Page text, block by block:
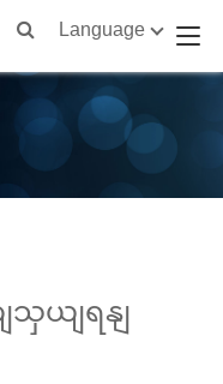
Language
သှယျရနျ